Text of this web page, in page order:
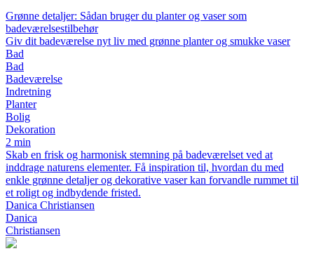
Grønne detaljer: Sådan bruger du planter og vaser som
badeværelsestilbehør
Giv dit badeværelse nyt liv med grønne planter og smukke vaser
Bad
Bad
Badeværelse
Indretning
Planter
Bolig
Dekoration
2 min
Skab en frisk og harmonisk stemning på badeværelset ved at
inddrage naturens elementer. Få inspiration til, hvordan du med
enkle grønne detaljer og dekorative vaser kan forvandle rummet til
et roligt og indbydende fristed.
Danica Christiansen
Danica
Christiansen